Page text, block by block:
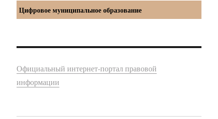
Цифровое муниципальное образование
Официальный интернет-портал правовой
информации